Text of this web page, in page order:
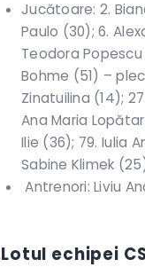
Jucătoare: 2.
Paulo (30); 6.
Teodora
Bohme (51) –
Zinatuilina (14);
Ana Maria
Ilie (36); 79. Iulia
Sabine Klimek
Antrenori: Liviu
Lotul echipei